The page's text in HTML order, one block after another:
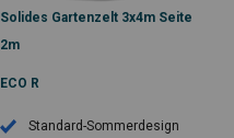
Solides Gartenzelt 3x4m Seite
2m
ECO R
Standard-Sommerdesign